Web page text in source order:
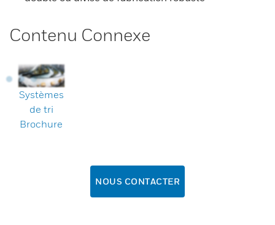
Contenu Connexe
Systèmes
de tri
Brochure
NOUS CONTACTER